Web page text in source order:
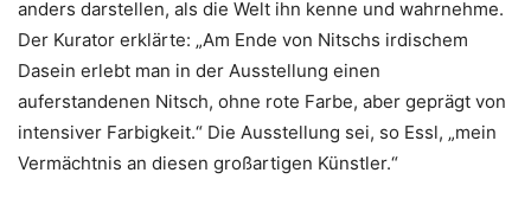
anders darstellen, als die Welt ihn kenne und wahrnehme.
Der Kurator erklärte: „Am Ende von Nitschs irdischem
Dasein erlebt man in der Ausstellung einen
auferstandenen Nitsch, ohne rote Farbe, aber geprägt von
intensiver Farbigkeit.“ Die Ausstellung sei, so Essl, „mein
Vermächtnis an diesen großartigen Künstler.“